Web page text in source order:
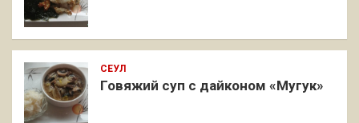
СЕУЛ
Говяжий суп с дайконом «Мугук»